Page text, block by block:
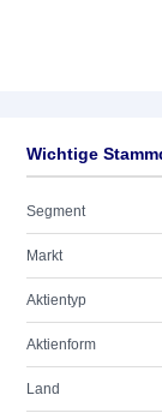
Wichtige
Segment
Markt
Aktientyp
Aktienform
Land